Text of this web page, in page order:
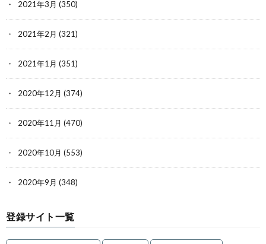
2021年3月 (350)
2021年2月 (321)
2021年1月 (351)
2020年12月 (374)
2020年11月 (470)
2020年10月 (553)
2020年9月 (348)
登録サイト一覧